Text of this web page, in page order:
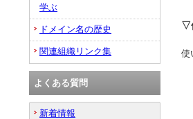
▽
使
学ぶ
ドメイン名の歴史
関連組織リンク集
よくある質問
新着情報